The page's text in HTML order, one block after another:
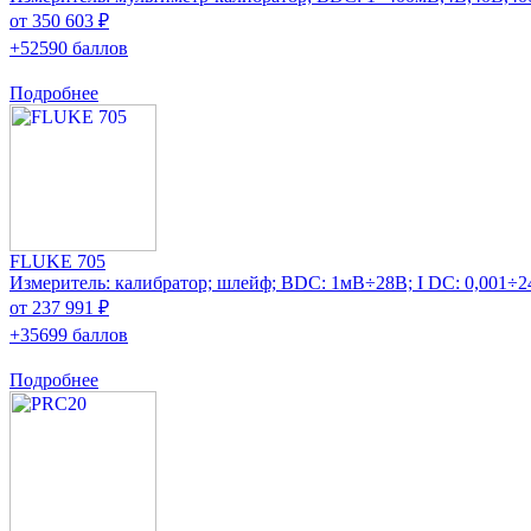
от 350 603 ₽
+52590 баллов
Подробнее
FLUKE 705
Измеритель: калибратор; шлейф; ВDC: 1мВ÷28В; I DC:
от 237 991 ₽
+35699 баллов
Подробнее